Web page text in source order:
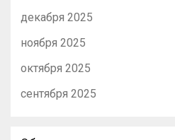
декабря 2025
ноября 2025
октября 2025
сентября 2025